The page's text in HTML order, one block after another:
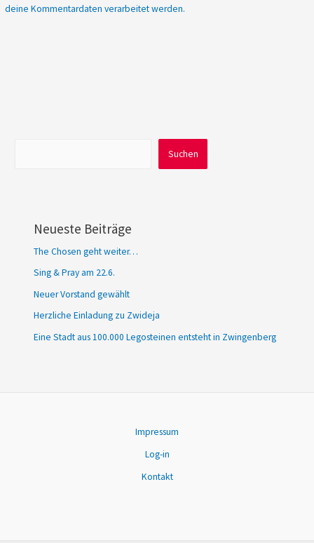
deine Kommentardaten verarbeitet werden.
Suchen
Neueste Beiträge
The Chosen geht weiter…
Sing & Pray am 22.6.
Neuer Vorstand gewählt
Herzliche Einladung zu Zwideja
Eine Stadt aus 100.000 Legosteinen entsteht in Zwingenberg
Impressum
Log-in
Kontakt